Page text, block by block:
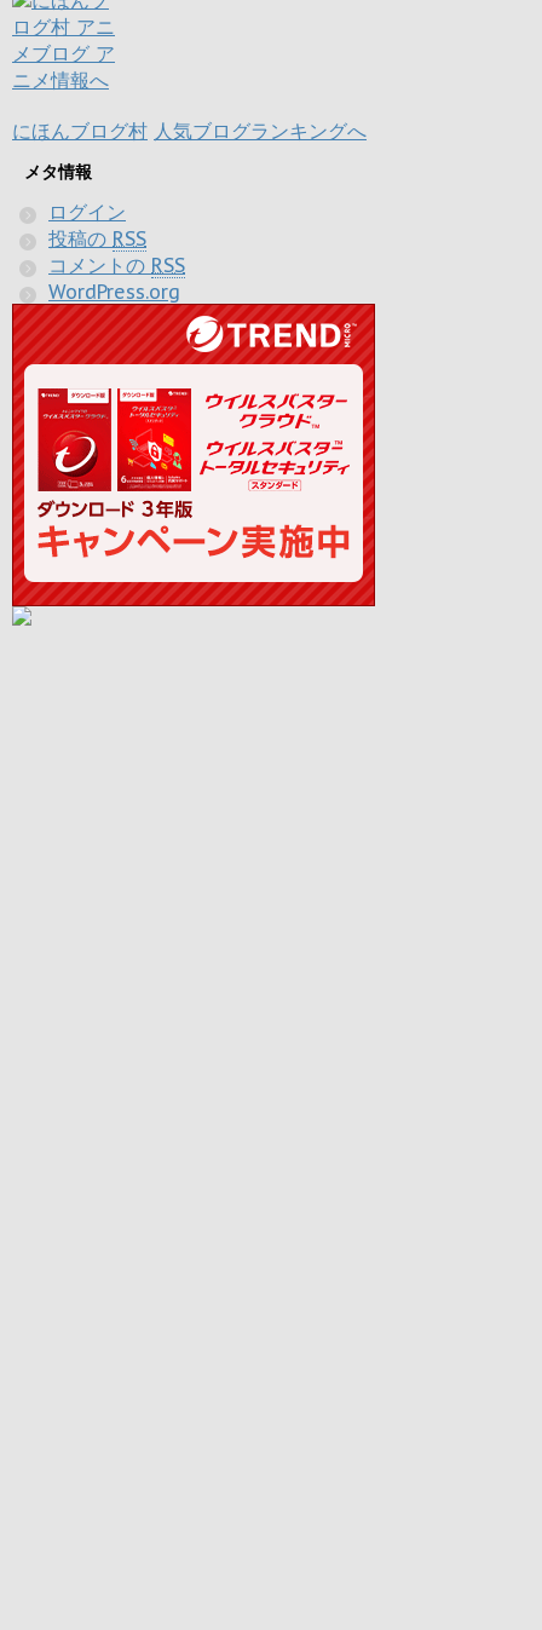
にほんブログ村 人気ブログランキングへ
メタ情報
ログイン
投稿の RSS
コメントの RSS
WordPress.org